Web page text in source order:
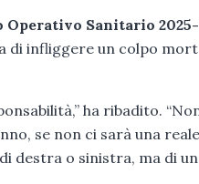
Operativo Sanitario 2025-
di infliggere un colpo
ha ribadito.
se non ci sarà una
destra o sinistra, ma di un